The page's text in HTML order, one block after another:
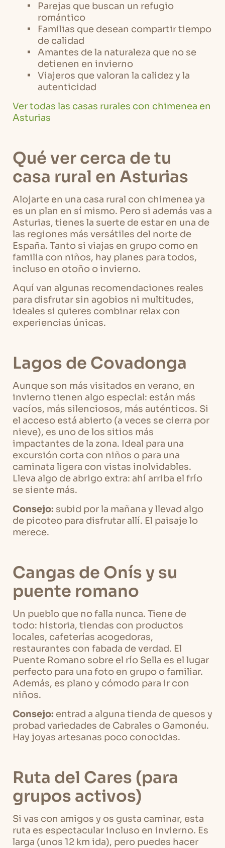
Parejas que buscan un refugio
romántico
Familias que desean compartir tiempo
de calidad
Amantes de la naturaleza que no se
detienen en invierno
Viajeros que valoran la calidez y la
autenticidad
Ver todas las casas rurales con chimenea en
Asturias
Qué ver cerca de tu
casa rural en Asturias
Alojarte en una casa rural con chimenea ya
es un plan en sí mismo. Pero si además vas a
Asturias, tienes la suerte de estar en una de
las regiones más versátiles del norte de
España. Tanto si viajas en grupo como en
familia con niños, hay planes para todos,
incluso en otoño o invierno.
Aquí van algunas recomendaciones reales
para disfrutar sin agobios ni multitudes,
ideales si quieres combinar relax con
experiencias únicas.
Lagos de Covadonga
Aunque son más visitados en verano, en
invierno tienen algo especial: están más
vacíos, más silenciosos, más auténticos. Si
el acceso está abierto (a veces se cierra por
nieve), es uno de los sitios más
impactantes de la zona. Ideal para una
excursión corta con niños o para una
caminata ligera con vistas inolvidables.
Lleva algo de abrigo extra: ahí arriba el frío
se siente más.
Consejo: subid por la mañana y llevad algo
de picoteo para disfrutar allí. El paisaje lo
merece.
Cangas de Onís y su
puente romano
Un pueblo que no falla nunca. Tiene de
todo: historia, tiendas con productos
locales, cafeterías acogedoras,
restaurantes con fabada de verdad. El
Puente Romano sobre el río Sella es el lugar
perfecto para una foto en grupo o familiar.
Además, es plano y cómodo para ir con
niños.
Consejo: entrad a alguna tienda de quesos y
probad variedades de Cabrales o Gamonéu.
Hay joyas artesanas poco conocidas.
Ruta del Cares (para
grupos activos)
Si vas con amigos y os gusta caminar, esta
ruta es espectacular incluso en invierno. Es
larga (unos 12 km ida), pero puedes hacer